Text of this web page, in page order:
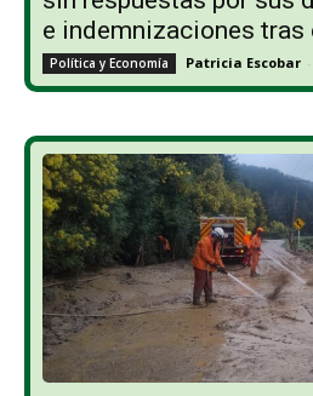
e indemnizaciones tras
Política y Economía Patricia Escobar -